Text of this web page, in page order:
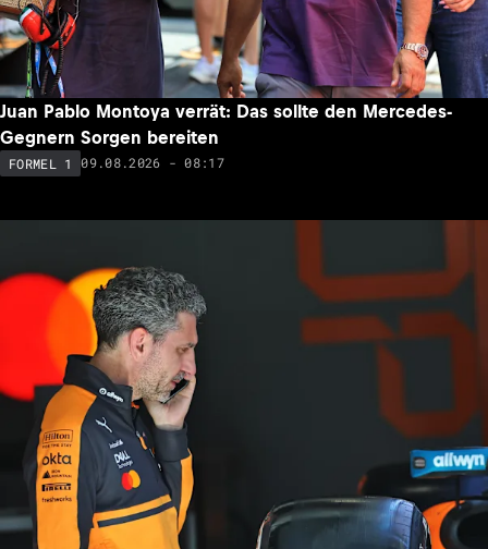
Juan Pablo Montoya verrät: Das sollte den Mercedes-
Gegnern Sorgen bereiten
FORMEL 1 09.08.2026 - 08:17